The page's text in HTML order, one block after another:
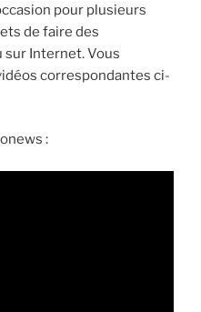
pour plusieurs
de faire des
sur Internet. Vous
correspondantes ci-
: